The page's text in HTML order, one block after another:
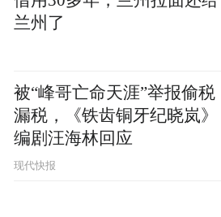
持续5年。
那么，如何选购产品质量
行车呢？记者从市监部门
从两个方面识别选购：一
厂销售的电动自行车应当
兰州了
被“峰哥亡命天涯”举报偷税
漏税，《铁齿铜牙纪晓岚》
编剧汪海林回应
现代快报